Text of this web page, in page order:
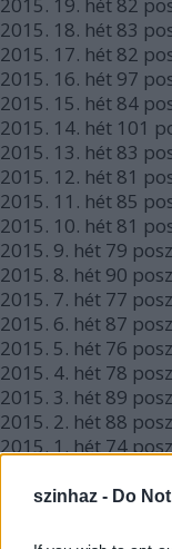
szinhaz - Do
2015. 18. hét 83
2015. 17. hét 82
2015. 16. hét 97
2015. 15. hét 84
2015. 14. hét 101
2015. 13. hét 83
2015. 12. hét 81
2015. 11. hét 85
2015. 10. hét 81
2015. 9. hét 79
2015. 8. hét 90
2015. 7. hét 77
2015. 6. hét 87
2015. 5. hét 76
2015. 4. hét 78
2015. 3. hét 89
2015. 2. hét 88
2015.1. hét74
2014.52. hét 30